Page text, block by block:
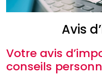
Avis
Votre avis
conseils